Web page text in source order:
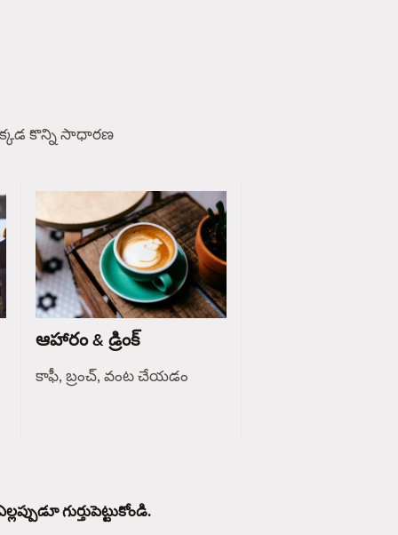
కొన్ని సాధారణ
ఆహారం & డ్రింక్
కాఫీ, బ్రంచ్, వంట చేయడం
గుర్తుపెట్టుకోండి.